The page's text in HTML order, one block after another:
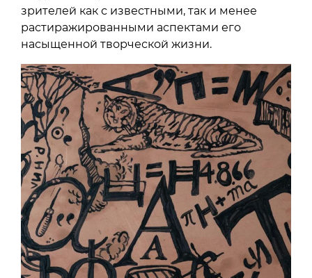
зрителей как с известными, так и менее
растиражированными аспектами его
насыщенной творческой жизни.